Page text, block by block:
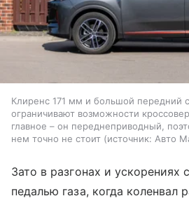
Клиренс 171 мм и большой передний
ограничивают возможности
главное – он переднеприводный,
нем точно не стоит
источник: Авто
Зато в разгонах и ускорениях
педалью газа, когда коленвал